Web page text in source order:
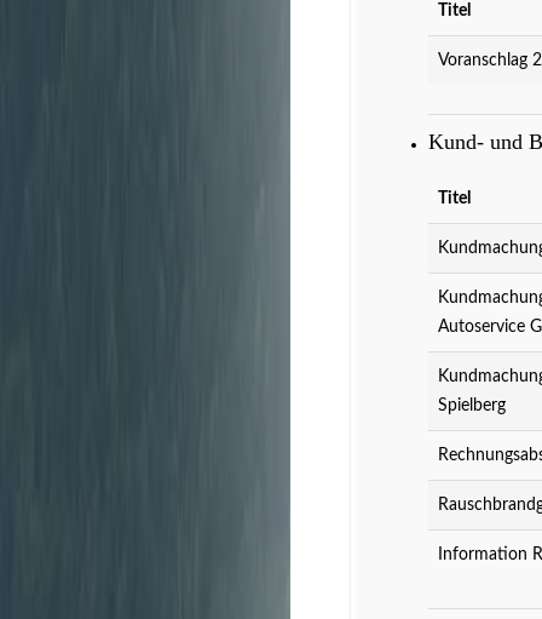
Titel
Voranschlag
Kund- und
Titel
Autoservice
Spielberg
Information